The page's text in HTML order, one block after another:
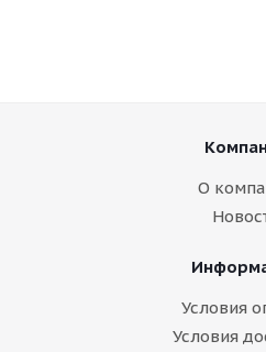
О
Условия
Условия